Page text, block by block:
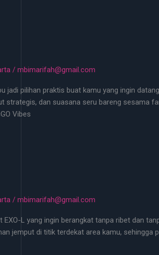
/ mbimarifah@gmail.com
jadi pilihan praktis buat kamu yang ingin
dan suasana seru bareng sesama
Vibes
/ mbimarifah@gmail.com
L yang ingin berangkat tanpa ribet dan
jemput di titik terdekat area kamu, sehingga